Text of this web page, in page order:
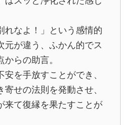
れなよ！」という感情的
元が違う、ふかん的でス
らの助言。
を手放すことができ、
せの法則を発動させ、
来て復縁を果たすことが